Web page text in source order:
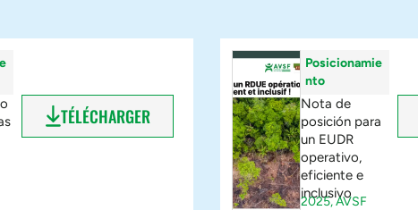
TÉLÉCHARGER
Posicionamie
nto
Nota de
posición para
un EUDR
operativo,
eficiente e
inclusivo
2025,AVSF